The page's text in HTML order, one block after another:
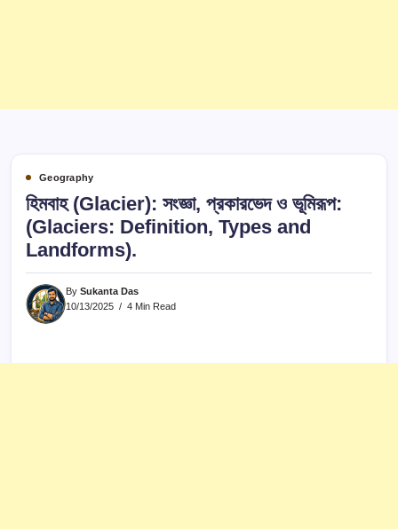
Geography
হিমবাহ (Glacier): সংজ্ঞা, প্রকারভেদ ও ভূমিরূপ:
(Glaciers: Definition, Types and
Landforms).
By Sukanta Das
10/13/2025
4 Min Read